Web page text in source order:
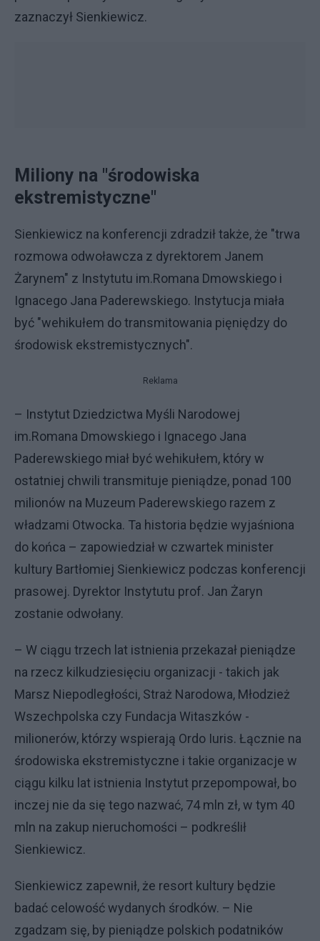
zaznaczył Sienkiewicz.
Miliony na "środowiska
ekstremistyczne"
Sienkiewicz na konferencji zdradził także, że "trwa
rozmowa odwoławcza z dyrektorem Janem
Żarynem" z Instytutu im.Romana Dmowskiego i
Ignacego Jana Paderewskiego. Instytucja miała
być "wehikułem do transmitowania pięniędzy do
środowisk ekstremistycznych".
Reklama
– Instytut Dziedzictwa Myśli Narodowej
im.Romana Dmowskiego i Ignacego Jana
Paderewskiego miał być wehikułem, który w
ostatniej chwili transmituje pieniądze, ponad 100
milionów na Muzeum Paderewskiego razem z
władzami Otwocka. Ta historia będzie wyjaśniona
do końca – zapowiedział w czwartek minister
kultury Bartłomiej Sienkiewicz podczas konferencji
prasowej. Dyrektor Instytutu prof. Jan Żaryn
zostanie odwołany.
– W ciągu trzech lat istnienia przekazał pieniądze
na rzecz kilkudziesięciu organizacji - takich jak
Marsz Niepodległości, Straż Narodowa, Młodzież
Wszechpolska czy Fundacja Witaszków -
milionerów, którzy wspierają Ordo Iuris. Łącznie na
środowiska ekstremistyczne i takie organizacje w
ciągu kilku lat istnienia Instytut przepompował, bo
inczej nie da się tego nazwać, 74 mln zł, w tym 40
mln na zakup nieruchomości – podkreślił
Sienkiewicz.
Sienkiewicz zapewnił, że resort kultury będzie
badać celowość wydanych środków. – Nie
zgadzam się, by pieniądze polskich podatników